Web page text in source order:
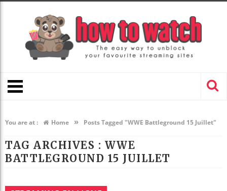
You are at : Home » Posts Tagged "WWE Battleground 15 Juillet"
TAG ARCHIVES : WWE
BATTLEGROUND 15 JUILLET